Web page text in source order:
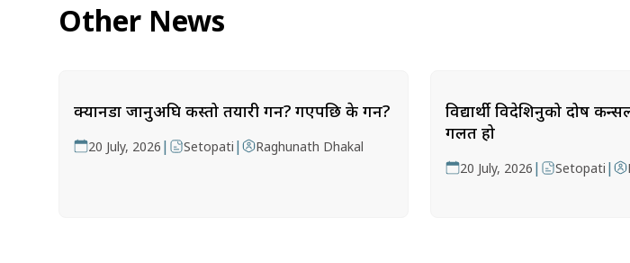
Other News
क्यानडा जानुअघि कस्तो तयारी गर्ने? गएपछि के गर्ने?
20 July, 2026 | Setopati | Raghunath Dhakal
विद्यार्थी विदेशिनुको दोष
गलत हो
20 July, 2026 | Setopati |